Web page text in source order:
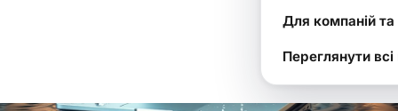
Для компаній та
Переглянути всі